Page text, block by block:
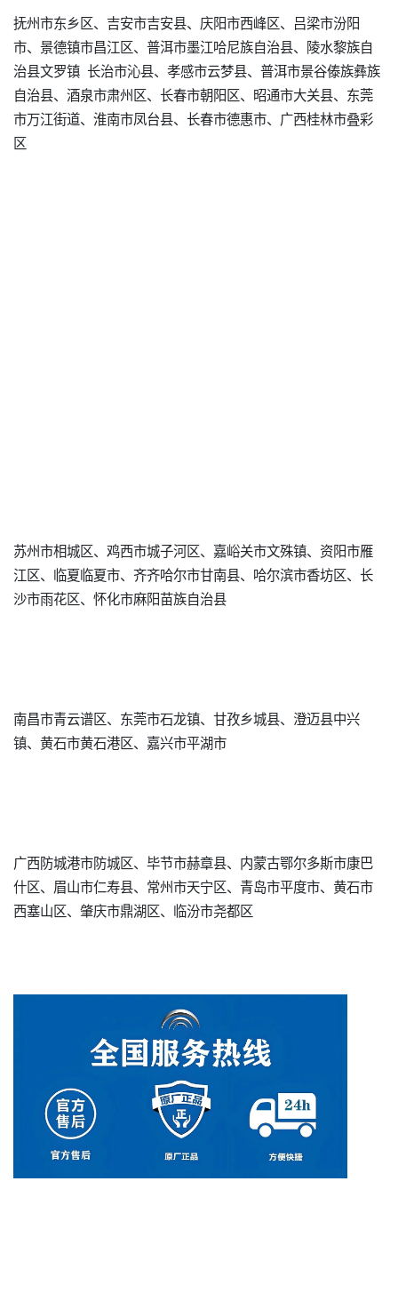
抚州市东乡区、吉安市吉安县、庆阳市西峰区、吕梁市汾阳
市、景德镇市昌江区、普洱市墨江哈尼族自治县、陵水黎族自
治县文罗镇 长治市沁县、孝感市云梦县、普洱市景谷傣族彝族
自治县、酒泉市肃州区、长春市朝阳区、昭通市大关县、东莞
市万江街道、淮南市凤台县、长春市德惠市、广西桂林市叠彩
区
苏州市相城区、鸡西市城子河区、嘉峪关市文殊镇、资阳市雁
江区、临夏临夏市、齐齐哈尔市甘南县、哈尔滨市香坊区、长
沙市雨花区、怀化市麻阳苗族自治县
南昌市青云谱区、东莞市石龙镇、甘孜乡城县、澄迈县中兴
镇、黄石市黄石港区、嘉兴市平湖市
广西防城港市防城区、毕节市赫章县、内蒙古鄂尔多斯市康巴
什区、眉山市仁寿县、常州市天宁区、青岛市平度市、黄石市
西塞山区、肇庆市鼎湖区、临汾市尧都区